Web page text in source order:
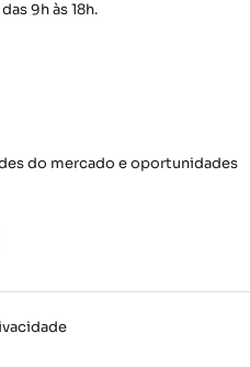
9h às 18h.
do mercado e oportunidades